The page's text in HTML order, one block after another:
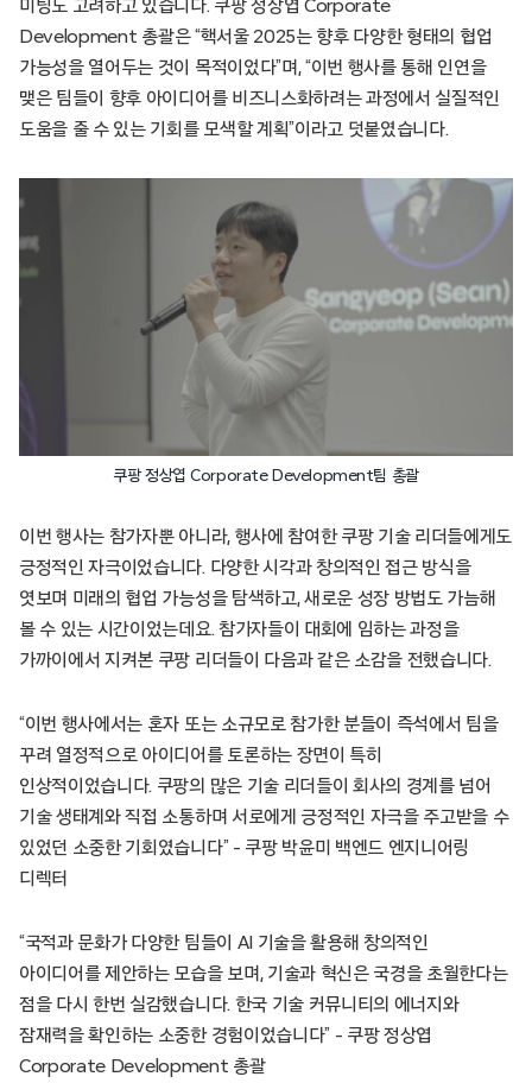
미팅도 고려하고 있습니다. 쿠팡 정상엽 Corporate
Development 총괄은 “핵서울 2025는 향후 다양한 형태의 협업
가능성을 열어두는 것이 목적이었다”며, “이번 행사를 통해 인연을
맺은 팀들이 향후 아이디어를 비즈니스화하려는 과정에서 실질적인
도움을 줄 수 있는 기회를 모색할 계획”이라고 덧붙였습니다.
쿠팡 정상엽 Corporate Development팀 총괄
이번 행사는 참가자뿐 아니라, 행사에 참여한 쿠팡 기술 리더들에게도
긍정적인 자극이었습니다. 다양한 시각과 창의적인 접근 방식을
엿보며 미래의 협업 가능성을 탐색하고, 새로운 성장 방법도 가늠해
볼 수 있는 시간이었는데요. 참가자들이 대회에 임하는 과정을
가까이에서 지켜본 쿠팡 리더들이 다음과 같은 소감을 전했습니다.
“이번 행사에서는 혼자 또는 소규모로 참가한 분들이 즉석에서 팀을
꾸려 열정적으로 아이디어를 토론하는 장면이 특히
인상적이었습니다. 쿠팡의 많은 기술 리더들이 회사의 경계를 넘어
기술 생태계와 직접 소통하며 서로에게 긍정적인 자극을 주고받을 수
있었던 소중한 기회였습니다” – 쿠팡 박윤미 백엔드 엔지니어링
디렉터
“국적과 문화가 다양한 팀들이 AI 기술을 활용해 창의적인
아이디어를 제안하는 모습을 보며, 기술과 혁신은 국경을 초월한다는
점을 다시 한번 실감했습니다. 한국 기술 커뮤니티의 에너지와
잠재력을 확인하는 소중한 경험이었습니다” – 쿠팡 정상엽
Corporate Development 총괄